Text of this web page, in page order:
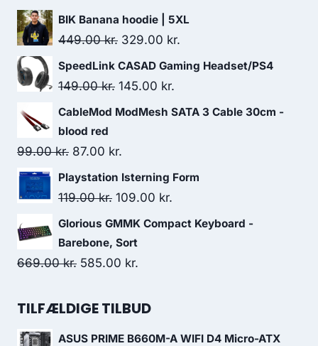
BIK Banana hoodie | 5XL
449.00kr. Original
price
was:
329.00 kr.
price
SpeedLink CASAD Gaming Headset/PS4
149.00kr. Original
price
149.00 kr..
145.00 kr.
price
CableMod ModMesh SATA 3 Cable 30cm -
blood red
99.00kr. Original
price
was:
87.00 kr.
price
is:
Playstation Isterning Form
119.00kr. Original
price
was:
119.00 kr..
109.00 kr.
price
Glorious GMMK Compact Keyboard -
Barebone, Sort
669.00kr. Original
was:
585.00 kr.
is:
TILFÆLDIGE TILBUD
ASUS PRIME B660M-A WIFI D4 Micro-ATX